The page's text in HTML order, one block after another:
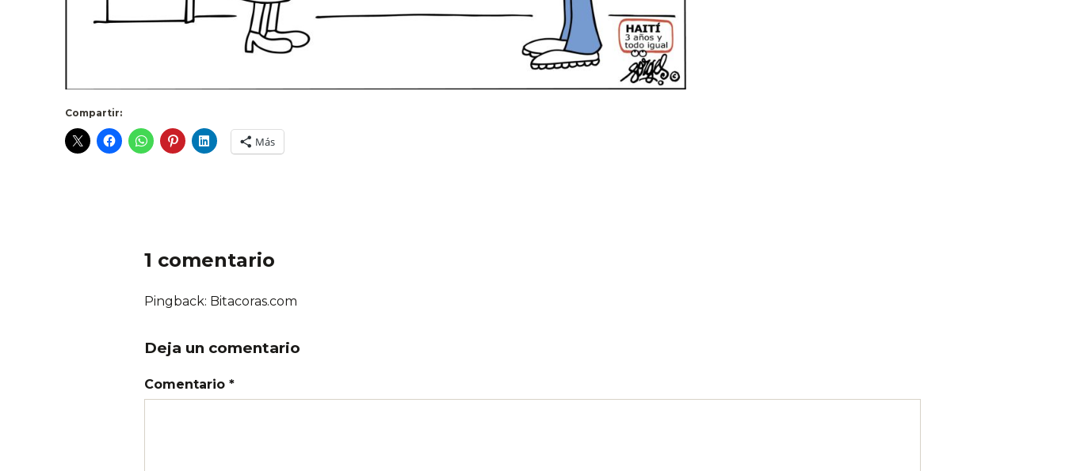
Compartir:
Más
1 comentario
Pingback: Bitacoras.com
Deja un comentario
Comentario *